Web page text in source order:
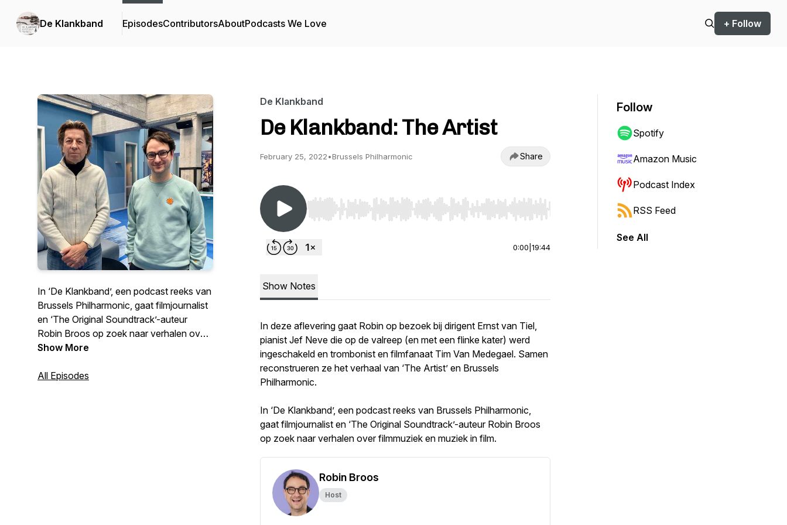
De Klankband EpisodesContributorsAboutPodcasts We Love + Follow
In ‘De Klankband’, een podcast reeks van
Brussels Philharmonic, gaat filmjournalist
en ‘The Original Soundtrack’-auteur
Robin Broos op zoek naar verhalen over
filmmuziek en muziek in film.
Show More
All Episodes
De Klankband
De Klankband: The Artist
February 25, 2022•Brussels Philharmonic Share
Use Left/Right to seek, Home/End to jump to start or end. Hold shift to jump forward or backward.
0:00 19:44
Show Notes
In deze aflevering gaat Robin op bezoek bij dirigent Ernst van Tiel,
pianist Jef Neve die op de valreep (en met een flinke kater) werd
ingeschakeld en trombonist en filmfanaat Tim Van Medegael. Samen
reconstrueren ze het verhaal van ‘The Artist’ en Brussels
Philharmonic.
In ‘De Klankband’, een podcast reeks van Brussels Philharmonic,
gaat filmjournalist en ‘The Original Soundtrack’-auteur Robin Broos
op zoek naar verhalen over filmmuziek en muziek in film.
Robin Broos
Host
Follow
Spotify
Amazon Music
Podcast Index
RSS Feed
See All